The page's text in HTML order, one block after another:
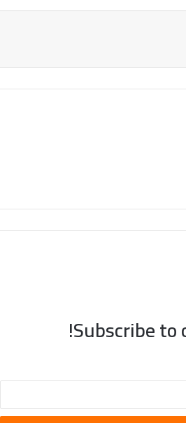
Subscribe